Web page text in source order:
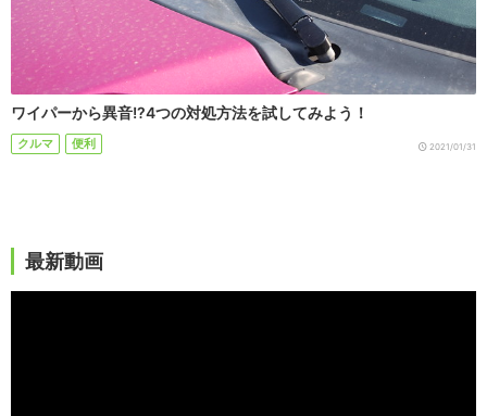
ワイパーから異音!?4つの対処方法を試してみよう！
クルマ 便利 2021/01/31
最新動画